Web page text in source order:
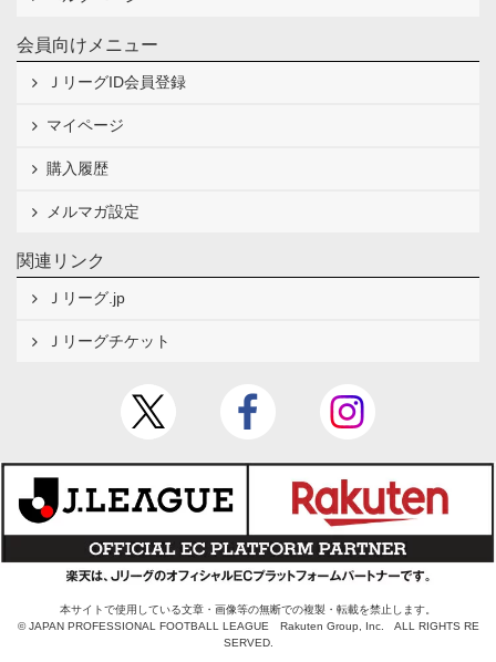
会員向けメニュー
ＪリーグID会員登録
マイページ
購入履歴
メルマガ設定
関連リンク
Ｊリーグ.jp
Ｊリーグチケット
本サイトで使用している文章・画像等の無断での複製・転載を禁止します。
© JAPAN PROFESSIONAL FOOTBALL LEAGUE Rakuten Group, Inc. ALL RIGHTS RE
SERVED.